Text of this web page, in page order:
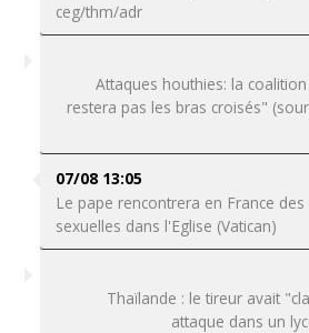
ceg/thm/adr
Attaques houthies: la
restera pas les bras croisés"
07/08 13:05
Le pape rencontrera en France
sexuelles dans l'Eglise (Vatican)
Thaïlande : le tireur avait
attaque dans un